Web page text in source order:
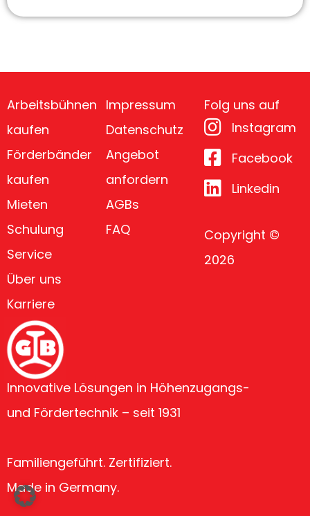
Innovative Lösungen in Höhenzugangs-
und Fördertechnik – seit 1931
Familiengeführt. Zertifiziert.
Made in Germany.
Arbeitsbühnen
kaufen
Förderbänder
kaufen
Mieten
Schulung
Service
Über uns
Karriere
Impressum
Datenschutz
Angebot
anfordern
AGBs
FAQ
Folg uns auf
Instagram
Facebook
Linkedin
Copyright ©
2026